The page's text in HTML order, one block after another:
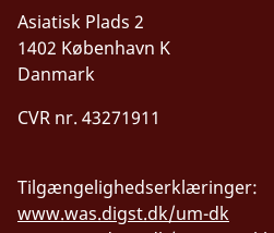
Asiatisk Plads 2
1402 København K
Danmark
CVR nr. 43271911
Tilgængelighedserklæringer:
www.was.digst.dk/um-dk